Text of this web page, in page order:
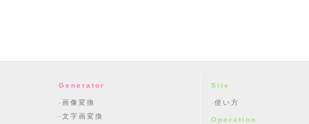
Generator
画像変換
文字画変換
Site
使い方
Operation